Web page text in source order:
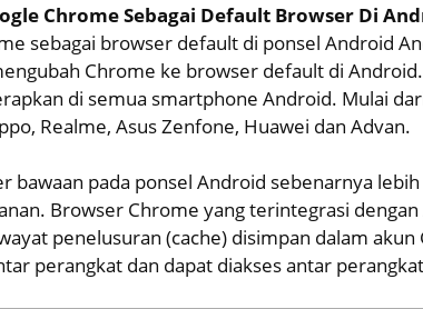
Chrome Sebagai Default Browser Di
sebagai browser default di ponsel Android
Chrome ke browser default di Android.
di semua smartphone Android. Mulai
Realme, Asus Zenfone, Huawei dan Advan.
bawaan pada ponsel Android sebenarnya
Browser Chrome yang terintegrasi dengan
penelusuran (cache) disimpan dalam akun
perangkat dan dapat diakses antar